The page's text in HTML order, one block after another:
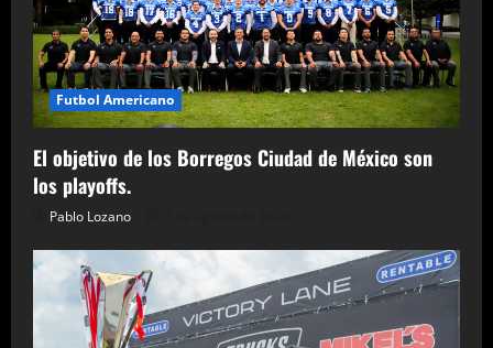
Futbol Americano
El objetivo de los Borregos Ciudad de México son
los playoffs.
Pablo Lozano